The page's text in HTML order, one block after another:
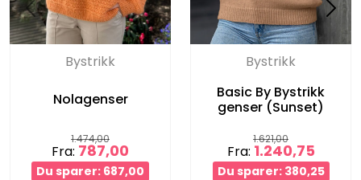
Bystrikk
Nolagenser
1.474,00
Fra: 787,00
Du sparer: 687,00
Bystrikk
Basic By Bystrikk
genser (Sunset)
1.621,00
Fra: 1.240,75
Du sparer: 380,25